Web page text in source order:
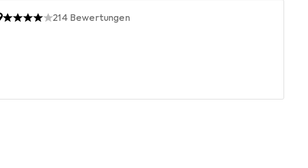
214 Bewertungen